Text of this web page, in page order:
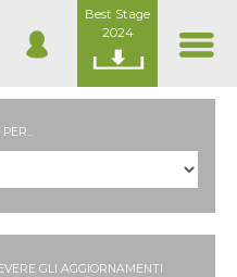
Best Stage
2024
GLI AGGIORNAMENTI